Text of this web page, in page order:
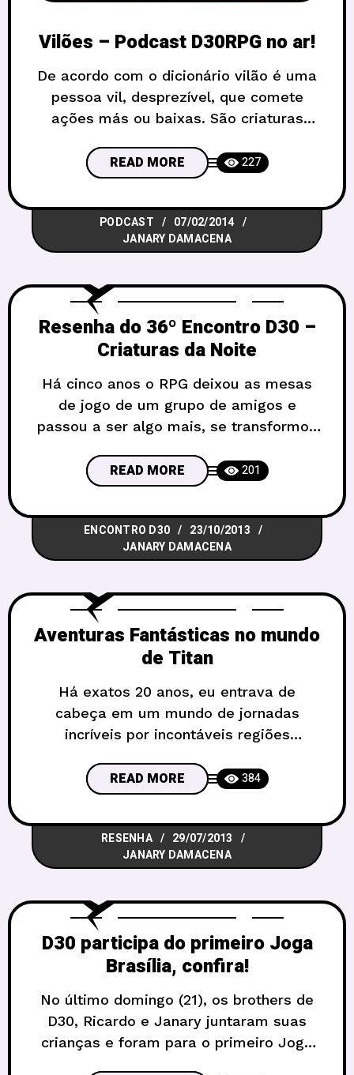
Vilões – Podcast D30RPG no ar!
De acordo com o dicionário vilão é uma
pessoa vil, desprezível, que comete
ações más ou baixas. São criaturas
comuns nas mesas de RPG e é por isso
que nesta edição do Podcast D30,
vamos nos debruçar sobre o tema e
falar sobre os diversos assuntos que
rodeiam um
READ MORE 227
PODCAST
07/02/2014
JANARY DAMACENA
Resenha do 36º Encontro D30 –
Criaturas da Noite
Há cinco anos o RPG deixou as mesas
de jogo de um grupo de amigos e
passou a ser algo mais, se transformou
expandir as fronteiras do RPG em
Brasília, possibilitando uma interação
maior entre mestres e jogadores dos
cantos mais longínquos do Distrito
Federal. E assim surgiu o D30
READ MORE 201
ENCONTRO D30
23/10/2013
JANARY DAMACENA
Aventuras Fantásticas no mundo
de Titan
Há exatos 20 anos, eu entrava de
cabeça em um mundo de jornadas
incríveis por incontáveis regiões
glória e fortuna. Lugares como as
Cavernas da Feiticeira da Neve, a cidade
perdida de Vatus no Deserto dos
Crânios, pelas disputas do título de
“pirata-rei” nos Mares de Sangue,
READ MORE 384
RESENHA
29/07/2013
JANARY DAMACENA
D30 participa do primeiro Joga
Brasília, confira!
No último domingo (21), os brothers de
D30, Ricardo e Janary juntaram suas
crianças e foram para o primeiro Joga